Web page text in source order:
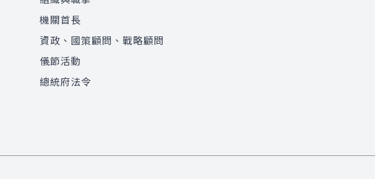
機關首長
資政、國策顧問、戰略顧問
儀節活動
總統府法令